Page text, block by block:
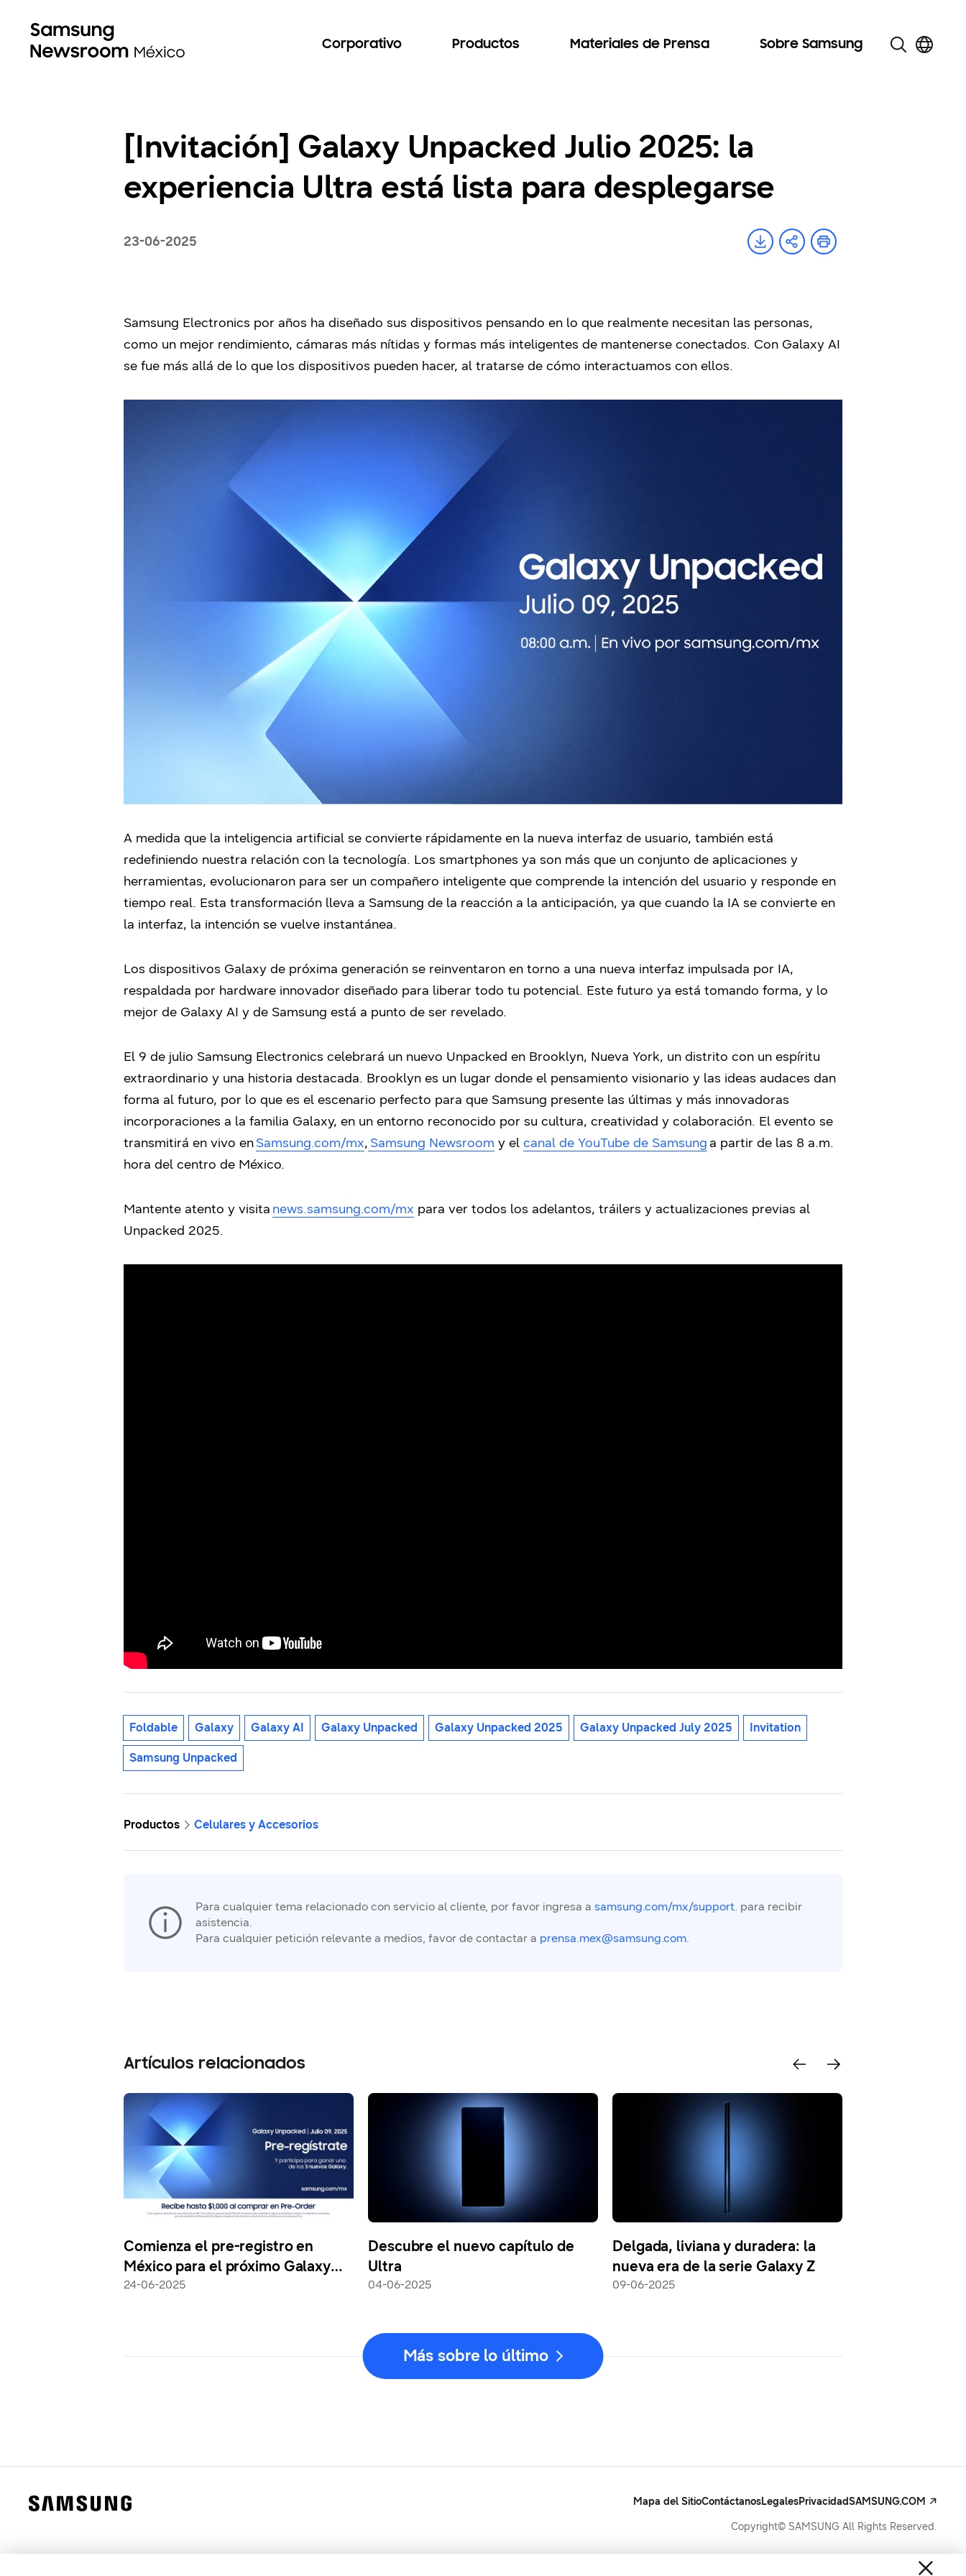
Corporativo Productos Materiales de Prensa Sobre Samsung
[Invitación] Galaxy Unpacked Julio 2025: la
experiencia Ultra está lista para desplegarse
23-06-2025
Samsung Electronics por años ha diseñado sus dispositivos pensando en lo que realmente necesitan las personas,
como un mejor rendimiento, cámaras más nítidas y formas más inteligentes de mantenerse conectados. Con Galaxy AI
se fue más allá de lo que los dispositivos pueden hacer, al tratarse de cómo interactuamos con ellos.
A medida que la inteligencia artificial se convierte rápidamente en la nueva interfaz de usuario, también está
redefiniendo nuestra relación con la tecnología. Los smartphones ya son más que un conjunto de aplicaciones y
herramientas, evolucionaron para ser un compañero inteligente que comprende la intención del usuario y responde en
tiempo real. Esta transformación lleva a Samsung de la reacción a la anticipación, ya que cuando la IA se convierte en
la interfaz, la intención se vuelve instantánea.
Los dispositivos Galaxy de próxima generación se reinventaron en torno a una nueva interfaz impulsada por IA,
respaldada por hardware innovador diseñado para liberar todo tu potencial. Este futuro ya está tomando forma, y lo
mejor de Galaxy AI y de Samsung está a punto de ser revelado.
El 9 de julio Samsung Electronics celebrará un nuevo Unpacked en Brooklyn, Nueva York, un distrito con un espíritu
extraordinario y una historia destacada. Brooklyn es un lugar donde el pensamiento visionario y las ideas audaces dan
forma al futuro, por lo que es el escenario perfecto para que Samsung presente las últimas y más innovadoras
incorporaciones a la familia Galaxy, en un entorno reconocido por su cultura, creatividad y colaboración. El evento se
transmitirá en vivo enSamsung.com/mx, Samsung Newsroom y el canal de YouTube de Samsunga partir de las 8 a.m.
hora del centro de México.
Mantente atento y visita news.samsung.com/mx para ver todos los adelantos, tráilers y actualizaciones previas al
Unpacked 2025.
Foldable Galaxy Galaxy AI Galaxy Unpacked Galaxy Unpacked 2025 Galaxy Unpacked July 2025 Invitation
Samsung Unpacked
Productos Celulares y Accesorios
Para cualquier tema relacionado con servicio al cliente, por favor ingresa a samsung.com/mx/support . para recibir
asistencia.
Para cualquier petición relevante a medios, favor de contactar a prensa.mex@samsung.com
Artículos relacionados
Comienza el pre-registro en
México para el próximo Galaxy
Unpacked
24-06-2025
Descubre el nuevo capítulo de
Ultra
04-06-2025
Delgada, liviana y duradera: la
nueva era de la serie Galaxy Z
09-06-2025
Más sobre lo último
Mapa del SitioContáctanosLegalesPrivacidadSAMSUNG.COM
Copyright© SAMSUNG All Rights Reserved.